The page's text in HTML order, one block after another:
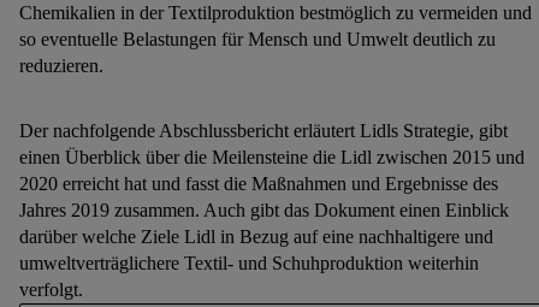
Chemikalien in der Textilproduktion bestmöglich zu vermeiden und
so eventuelle Belastungen für Mensch und Umwelt deutlich zu
reduzieren.
Der nachfolgende Abschlussbericht erläutert Lidls Strategie, gibt
einen Überblick über die Meilensteine die Lidl zwischen 2015 und
2020 erreicht hat und fasst die Maßnahmen und Ergebnisse des
Jahres 2019 zusammen. Auch gibt das Dokument einen Einblick
darüber welche Ziele Lidl in Bezug auf eine nachhaltigere und
umweltverträglichere Textil- und Schuhproduktion weiterhin
verfolgt.